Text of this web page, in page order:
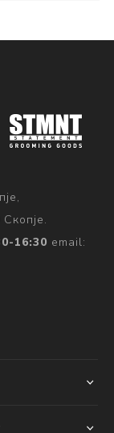
16:30 email: